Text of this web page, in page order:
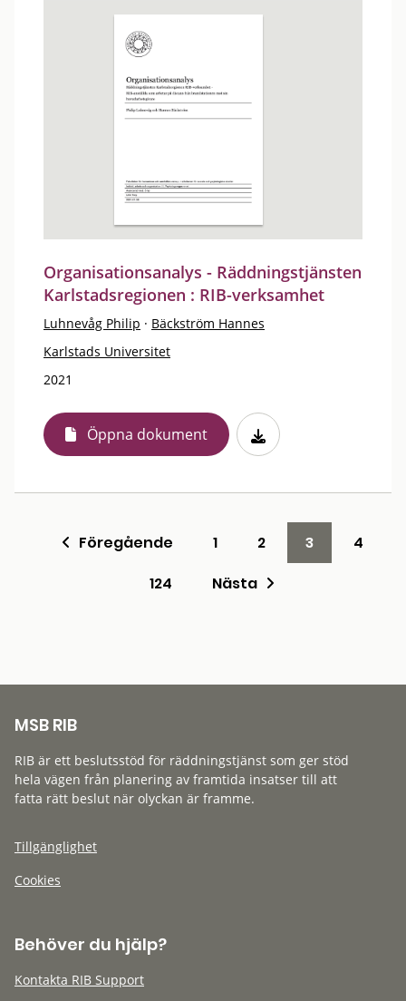
Organisationsanalys - Räddningstjänsten
Karlstadsregionen : RIB-verksamhet
Luhnevåg Philip · Bäckström Hannes
Karlstads Universitet
2021
Öppna dokument
Föregående 1 2 3
4
124
Nästa
MSB RIB
RIB är ett beslutsstöd för räddningstjänst som ger stöd
hela vägen från planering av framtida insatser till att
fatta rätt beslut när olyckan är framme.
Tillgänglighet
Cookies
Behöver du hjälp?
Kontakta RIB Support